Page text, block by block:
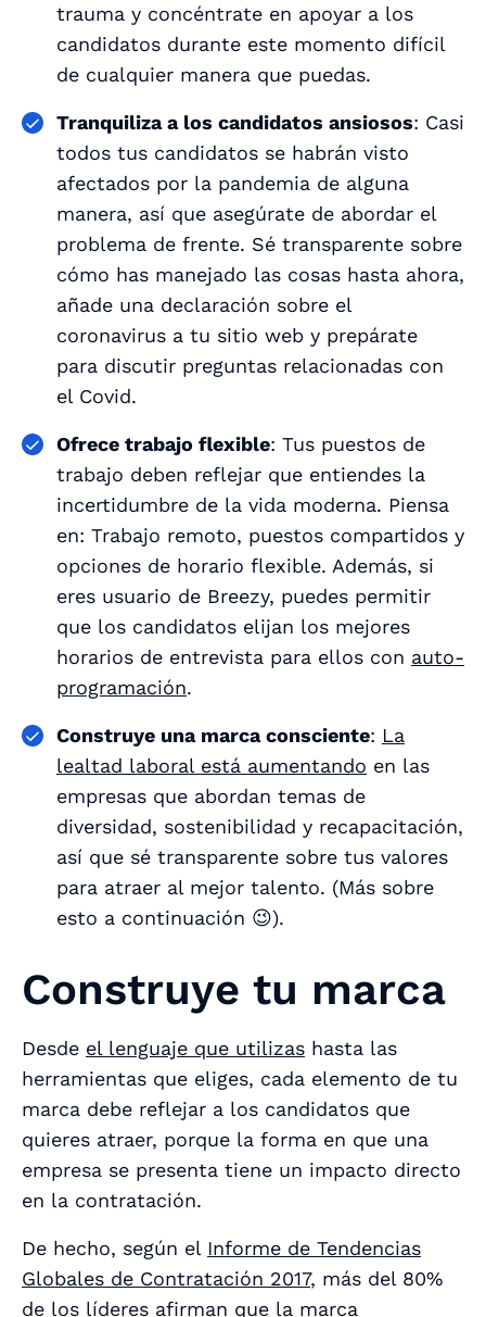
trauma y concéntrate en apoyar a los
candidatos durante este momento difícil
de cualquier manera que puedas.
Tranquiliza a los candidatos ansiosos: Casi
todos tus candidatos se habrán visto
afectados por la pandemia de alguna
manera, así que asegúrate de abordar el
problema de frente. Sé transparente sobre
cómo has manejado las cosas hasta ahora,
añade una declaración sobre el
coronavirus a tu sitio web y prepárate
para discutir preguntas relacionadas con
el Covid.
Ofrece trabajo flexible: Tus puestos de
trabajo deben reflejar que entiendes la
incertidumbre de la vida moderna. Piensa
en: Trabajo remoto, puestos compartidos y
opciones de horario flexible. Además, si
eres usuario de Breezy, puedes permitir
que los candidatos elijan los mejores
horarios de entrevista para ellos con auto-
programación.
Construye una marca consciente: La
lealtad laboral está aumentando en las
empresas que abordan temas de
diversidad, sostenibilidad y recapacitación,
así que sé transparente sobre tus valores
para atraer al mejor talento. (Más sobre
esto a continuación 😉).
Construye tu marca
Desde el lenguaje que utilizas hasta las
herramientas que eliges, cada elemento de tu
marca debe reflejar a los candidatos que
quieres atraer, porque la forma en que una
empresa se presenta tiene un impacto directo
en la contratación.
De hecho, según el Informe de Tendencias
Globales de Contratación 2017, más del 80%
de los líderes afirman que la marca